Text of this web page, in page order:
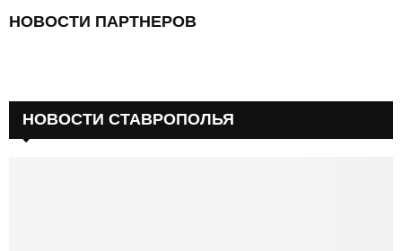
НОВОСТИ ПАРТНЕРОВ
НОВОСТИ СТАВРОПОЛЬЯ